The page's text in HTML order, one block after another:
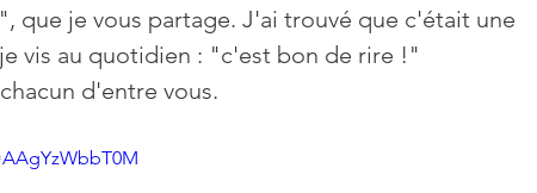
que je vous partage. J'ai trouvé que c'était une
vis au quotidien : "c'est bon de rire !"
d'entre vous.